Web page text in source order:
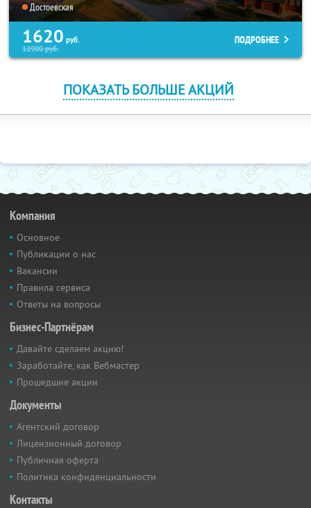
Достоевская
1620 руб.
12900руб.
ПОДРОБНЕЕ
ПОКАЗАТЬ БОЛЬШЕ АКЦИЙ
Компания
Основное
Публикации о нас
Вакансии
Правила сервиса
Ответы на вопросы
Бизнес-Партнёрам
Давайте сделаем акцию!
Заработайте, как Вебмастер
Прошедшие акции
Документы
Агентский договор
Лицензионный договор
Публичная оферта
Политика конфиденциальности
Контакты